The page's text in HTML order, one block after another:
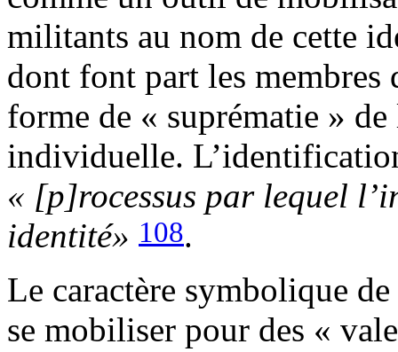
militants au nom de cette
dont font part les
forme de « suprématie »
individuelle.
« [p]rocessus par lequel
identité» 108.
Le caractère symbolique
se mobiliser pour des «